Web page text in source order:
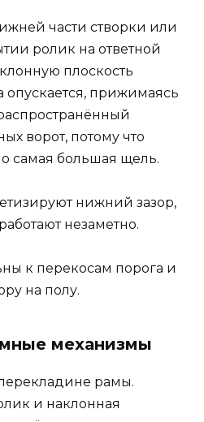
части створки или
ролик на ответной
плоскость
опускается, прижимаясь
ворот, потому что
самая большая щель.
нижний зазор,
незаметно.
к перекосам порога и
на полу.
механизмы
рамы.
и наклонная